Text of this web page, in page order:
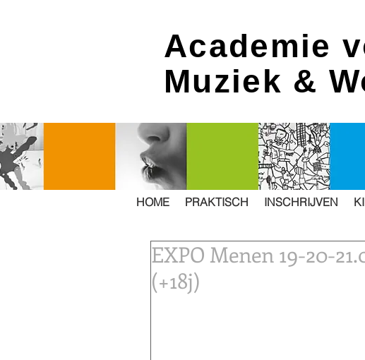
Academie
Muziek &
HOME PRAKTISCH INSCHRIJVEN
EXPO Menen 19-20-
(+18j)